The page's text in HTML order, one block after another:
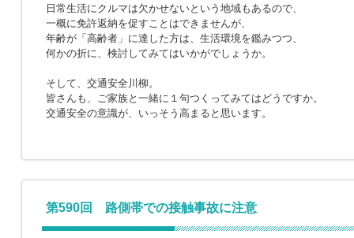
日常生活にクルマは欠かせないという地域もあるので、
一概に免許返納を促すことはできませんが、
年齢が「高齢者」に達した方は、生活環境を鑑みつつ、
何かの折に、検討してみてはいかがでしょうか。
そして、交通安全川柳。
皆さんも、ご家族と一緒に１句つくってみてはどうですか。
交通安全の意識が、いっそう高まると思います。
第590回 路側帯での接触事故に注意